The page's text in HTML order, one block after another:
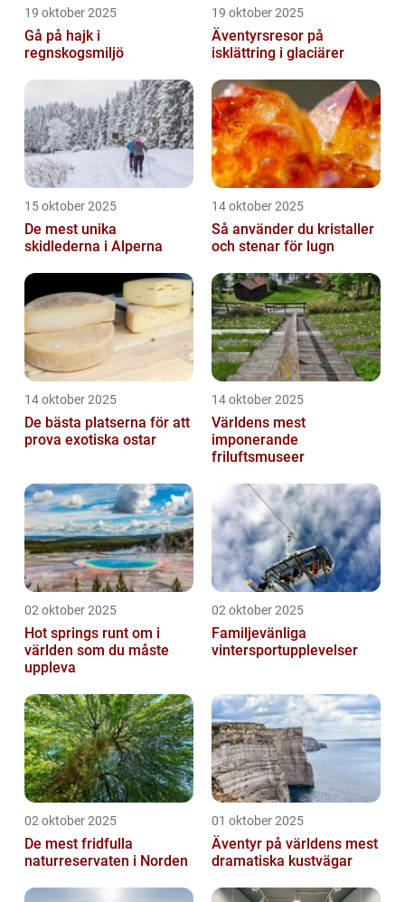
19 oktober 2025
Gå på hajk i
regnskogsmiljö
19 oktober 2025
Äventyrsresor på
isklättring i glaciärer
15 oktober 2025
De mest unika
skidlederna i Alperna
14 oktober 2025
Så använder du kristaller
och stenar för lugn
14 oktober 2025
De bästa platserna för att
prova exotiska ostar
14 oktober 2025
Världens mest
imponerande
friluftsmuseer
02 oktober 2025
Hot springs runt om i
världen som du måste
uppleva
02 oktober 2025
Familjevänliga
vintersportupplevelser
02 oktober 2025
De mest fridfulla
naturreservaten i Norden
01 oktober 2025
Äventyr på världens mest
dramatiska kustvägar